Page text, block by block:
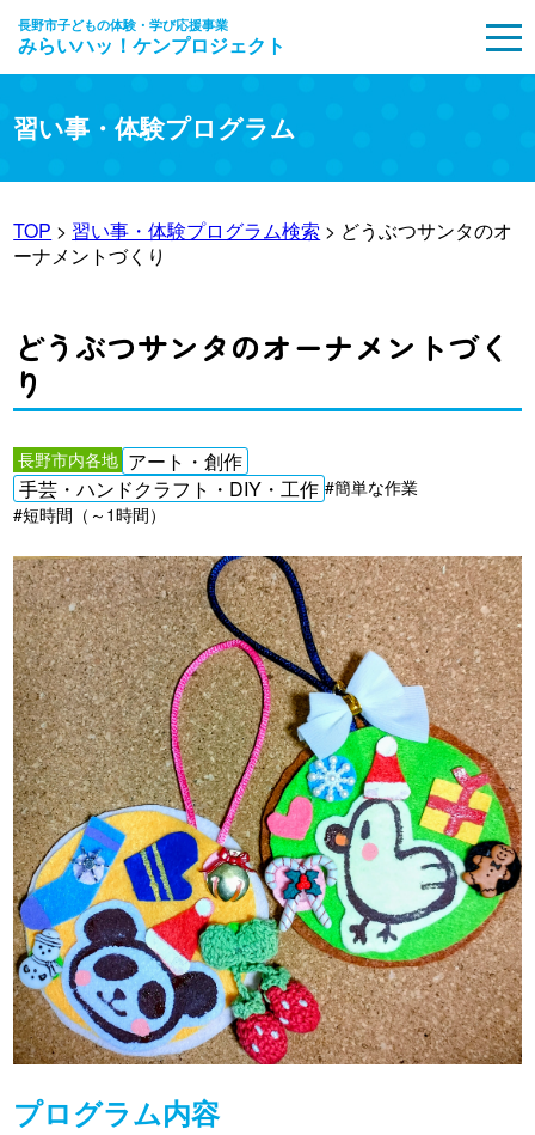
長野市子どもの体験・学び応援事業
みらいハッ！ケンプロジェクト
習い事・体験プログラム
TOP > 習い事・体験プログラム検索 > どうぶつサンタのオ
ーナメントづくり
どうぶつサンタのオーナメントづく
り
長野市内各地 アート・創作
手芸・ハンドクラフト・DIY・工作 #簡単な作業
#短時間（～1時間）
プログラム内容